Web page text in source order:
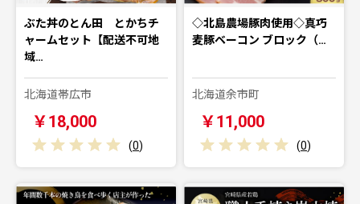
ぶた丼のとん田 とかちチ
ャームセット【配送不可地
域…
北海道帯広市
￥18,000
(0)
◇北島農場豚肉使用◇真巧
麦豚ベーコン ブロック（…
北海道余市町
￥11,000
(0)